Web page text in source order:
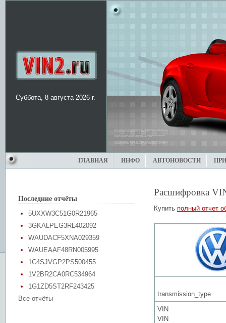
Суббота, 8 августа 2026 г.
ГЛАВНАЯ ИНФО АВТОНОВОСТИ
Последние отчёты
5UXXW3C51G0R21965
3GKALPEG3RL402092
WAUDACF5XNA029359
WAUEAAF48RN005995
1C4SJVGP2PS500455
1V2BR2CA0RC534964
1G1ZD5ST2RF243425
Все отчёты
Расшифровка
Купить полный отчет
transmission_type
VIN
VIN